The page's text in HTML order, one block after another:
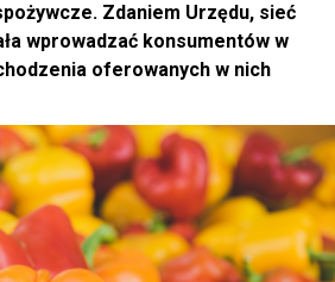
Zdaniem Urzędu, sieć
wprowadzać konsumentów w
oferowanych w nich